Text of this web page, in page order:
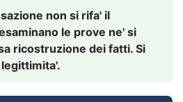
non si rifa' il
le prove ne' si
ricostruzione dei fatti. Si